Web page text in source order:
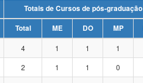
Totais de Cursos de pós-graduação
Total ME DO MP
4 1 1 1
2 1 1 0